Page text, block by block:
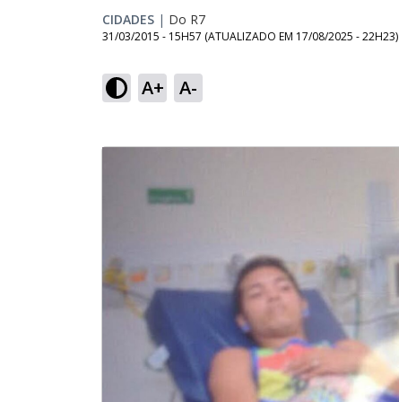
CIDADES | Do R7
31/03/2015 - 15H57 (ATUALIZADO EM 17/08/2025 - 22H23)
A+ A-